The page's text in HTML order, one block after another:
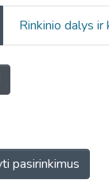
Rinkinio dalys ir
pasirinkimus